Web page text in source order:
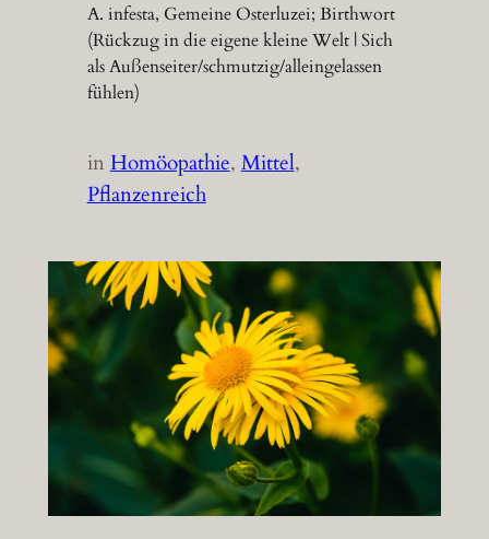
A. infesta, Gemeine Osterluzei; Birthwort
(Rückzug in die eigene kleine Welt | Sich
als Außenseiter/schmutzig/alleingelassen
fühlen)
inHomöopathie, Mittel
Pflanzenreich